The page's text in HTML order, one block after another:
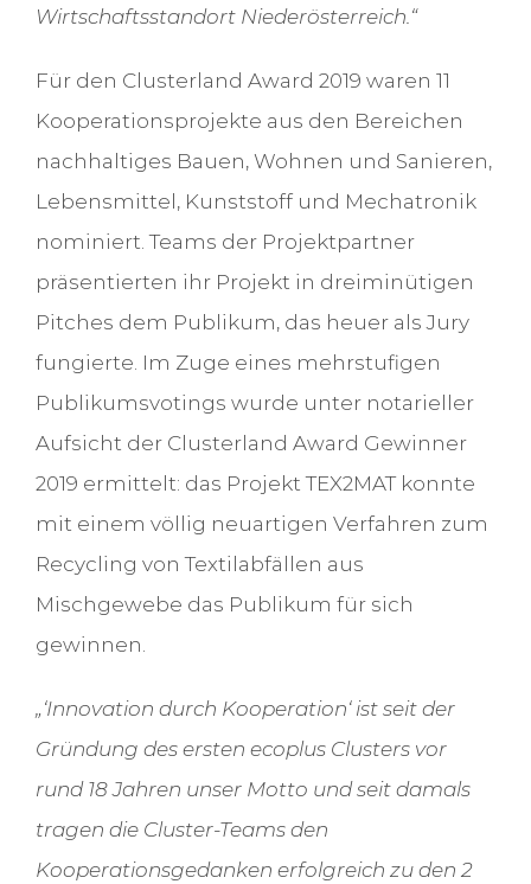
Wirtschaftsstandort Niederösterreich.“
Für den Clusterland Award 2019 waren 11
Kooperationsprojekte aus den Bereichen
nachhaltiges Bauen, Wohnen und Sanieren,
Lebensmittel, Kunststoff und Mechatronik
nominiert. Teams der Projektpartner
präsentierten ihr Projekt in dreiminütigen
Pitches dem Publikum, das heuer als Jury
fungierte. Im Zuge eines mehrstufigen
Publikumsvotings wurde unter notarieller
Aufsicht der Clusterland Award Gewinner
2019 ermittelt: das Projekt TEX2MAT konnte
mit einem völlig neuartigen Verfahren zum
Recycling von Textilabfällen aus
Mischgewebe das Publikum für sich
gewinnen.
„‘Innovation durch Kooperation‘ ist seit der
Gründung des ersten ecoplus Clusters vor
rund 18 Jahren unser Motto und seit damals
tragen die Cluster-Teams den
Kooperationsgedanken erfolgreich zu den 2